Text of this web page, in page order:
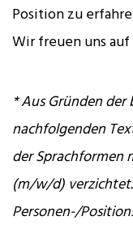
Position zu
Wir freuen uns
* Aus Gründen
nachfolgenden
der Sprachformen
(m/w/d)
Personen-/